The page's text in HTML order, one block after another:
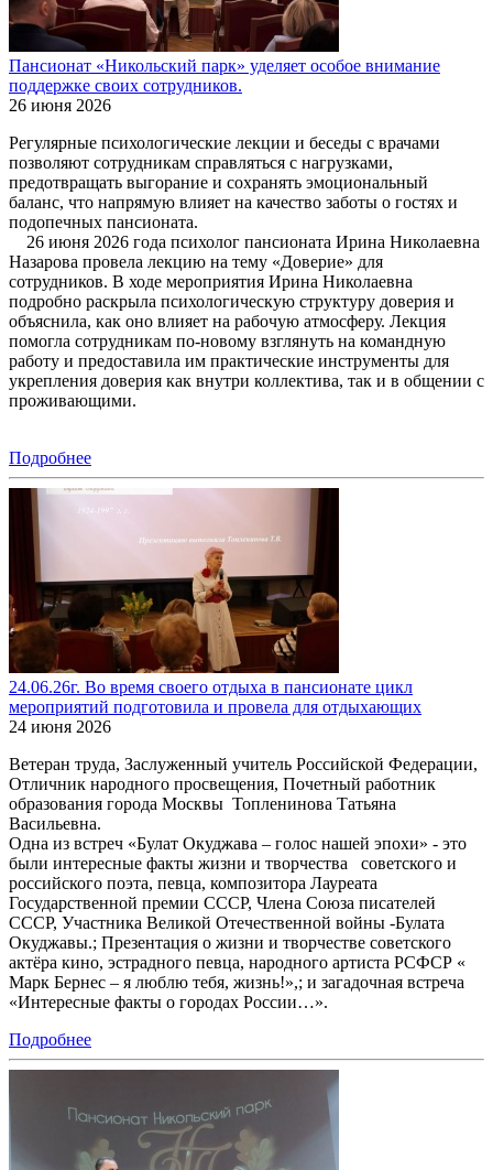
Пансионат «Никольский парк» уделяет особое внимание
поддержке своих сотрудников.
26 июня 2026
Регулярные психологические лекции и беседы с врачами
позволяют сотрудникам справляться с нагрузками,
предотвращать выгорание и сохранять эмоциональный
баланс, что напрямую влияет на качество заботы о гостях и
подопечных пансионата.
26 июня 2026 года психолог пансионата Ирина Николаевна
Назарова провела лекцию на тему «Доверие» для
сотрудников. В ходе мероприятия Ирина Николаевна
подробно раскрыла психологическую структуру доверия и
объяснила, как оно влияет на рабочую атмосферу. Лекция
помогла сотрудникам по-новому взглянуть на командную
работу и предоставила им практические инструменты для
укрепления доверия как внутри коллектива, так и в общении с
проживающими.
Подробнее
24.06.26г. Во время своего отдыха в пансионате цикл
мероприятий подготовила и провела для отдыхающих
24 июня 2026
Ветеран труда, Заслуженный учитель Российской Федерации,
Отличник народного просвещения, Почетный работник
образования города Москвы Топленинова Татьяна
Васильевна.
Одна из встреч «Булат Окуджава – голос нашей эпохи» - это
были интересные факты жизни и творчества советского и
российского поэта, певца, композитора Лауреата
Государственной премии СССР, Члена Союза писателей
СССР, Участника Великой Отечественной войны -Булата
Окуджавы.; Презентация о жизни и творчестве советского
актёра кино, эстрадного певца, народного артиста РСФСР «
Марк Бернес – я люблю тебя, жизнь!»,; и загадочная встреча
«Интересные факты о городах России…».
Подробнее